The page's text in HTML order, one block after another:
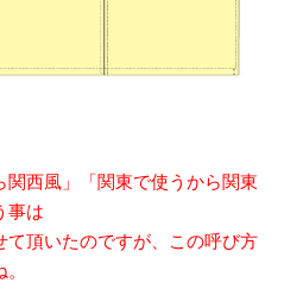
関西風」「関東で使うから関東
事は
て頂いたのですが、この呼び方